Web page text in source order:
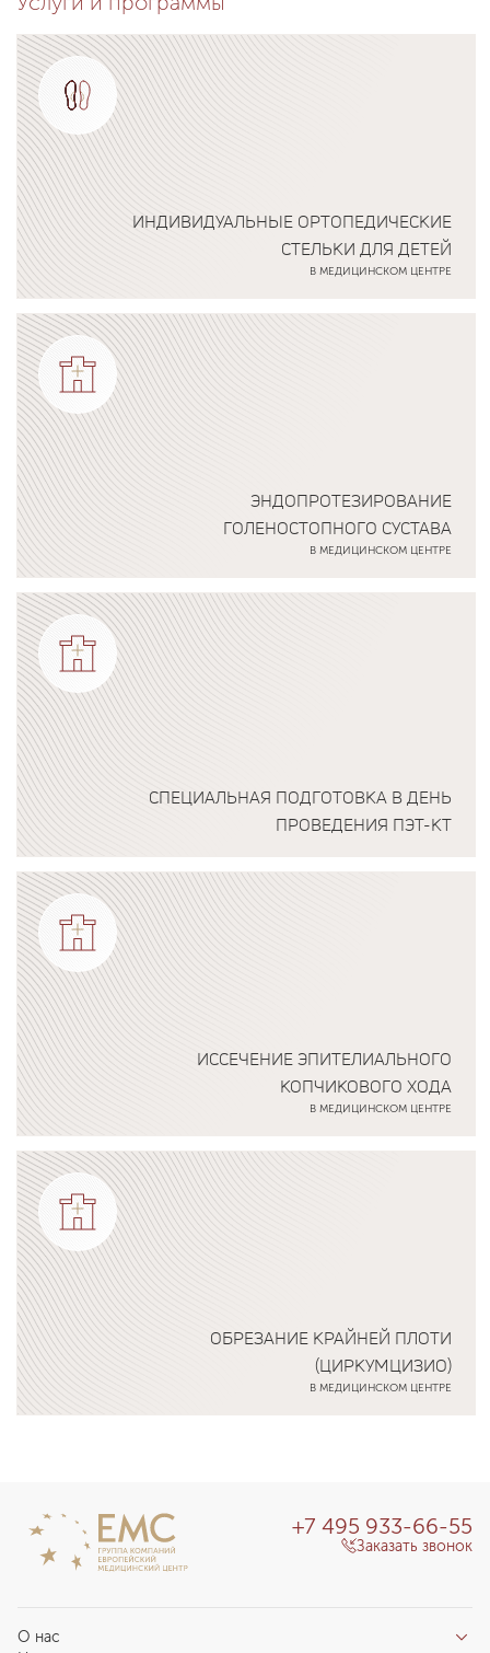
ИНДИВИДУАЛЬНЫЕ ОРТОПЕДИЧЕСКИЕ
СТЕЛЬКИ ДЛЯ ДЕТЕЙ
В МЕДИЦИНСКОМ ЦЕНТРЕ
Подробнее о программе
ЭНДОПРОТЕЗИРОВАНИЕ
ГОЛЕНОСТОПНОГО СУСТАВА
В МЕДИЦИНСКОМ ЦЕНТРЕ
Подробнее о программе
СПЕЦИАЛЬНАЯ ПОДГОТОВКА В ДЕНЬ
ПРОВЕДЕНИЯ ПЭТ-КТ
Подробнее о программе
ИССЕЧЕНИЕ ЭПИТЕЛИАЛЬНОГО
КОПЧИКОВОГО ХОДА
В МЕДИЦИНСКОМ ЦЕНТРЕ
Подробнее о программе
ОБРЕЗАНИЕ КРАЙНЕЙ ПЛОТИ
(ЦИРКУМЦИЗИО)
В МЕДИЦИНСКОМ ЦЕНТРЕ
О нас
+7 495 933-66-55
Заказать звонок